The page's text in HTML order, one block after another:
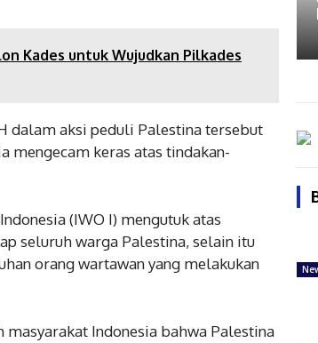
Kades untuk Wujudkan Pilkades
dalam aksi peduli Palestina tersebut
mengecam keras atas tindakan-
(IWO I) mengutuk atas
seluruh warga Palestina, selain itu
orang wartawan yang melakukan
masyarakat Indonesia bahwa Palestina